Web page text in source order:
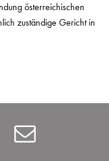
österreichischen
zuständige Gericht in
Contact